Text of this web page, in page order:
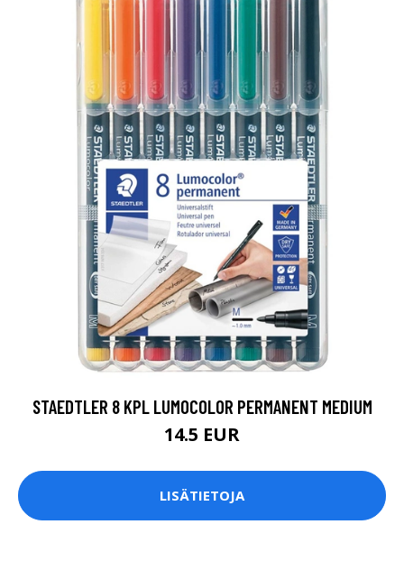
STAEDTLER 8 KPL LUMOCOLOR PERMANENT MEDIUM
14.5 EUR
LISÄTIETOJA